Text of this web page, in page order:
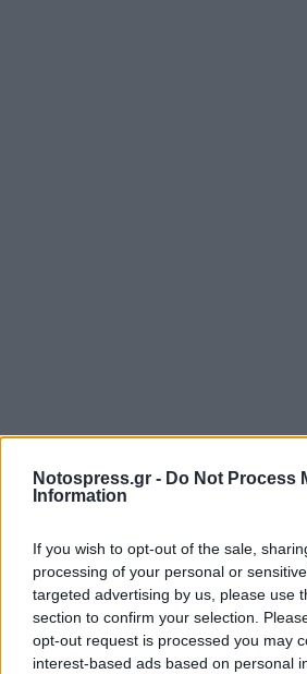
Notospress.gr - Do Not Process
Information
If you wish to opt-out of the sale,
processing of your personal or
targeted advertising by us, please use
section to confirm your selection.
opt-out request is processed you may
interest-based ads based on personal
Επιπλέον, προτείνεται
ΔΝΤ) η πλήρης απελευθέρωση
απαγορεύει απολύσεις
ποσοστό του συνόλου των
επιχείρησης. Θα
επιτρέπονται απολύσεις. Το